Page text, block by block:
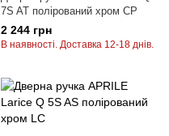
7S AT полірований хром CP
2 244 грн
В наявності. Доставка 12-18 днів.